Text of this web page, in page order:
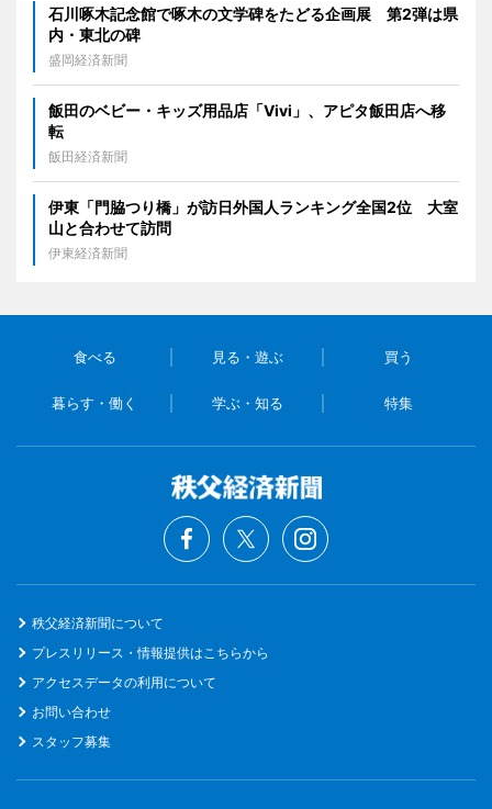
石川啄木記念館で啄木の文学碑をたどる企画展 第2弾は県
内・東北の碑
盛岡経済新聞
飯田のベビー・キッズ用品店「Vivi」、アピタ飯田店へ移
転
飯田経済新聞
伊東「門脇つり橋」が訪日外国人ランキング全国2位 大室
山と合わせて訪問
伊東経済新聞
食べる 見る・遊ぶ 買う
暮らす・働く 学ぶ・知る 特集
秩父経済新聞について
プレスリリース・情報提供はこちらから
アクセスデータの利用について
お問い合わせ
スタッフ募集